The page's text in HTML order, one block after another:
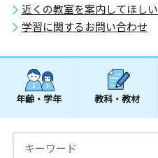
近くの教室を案内してほしい
学習に関するお問い合わせ
年齢・学年 教科・教材